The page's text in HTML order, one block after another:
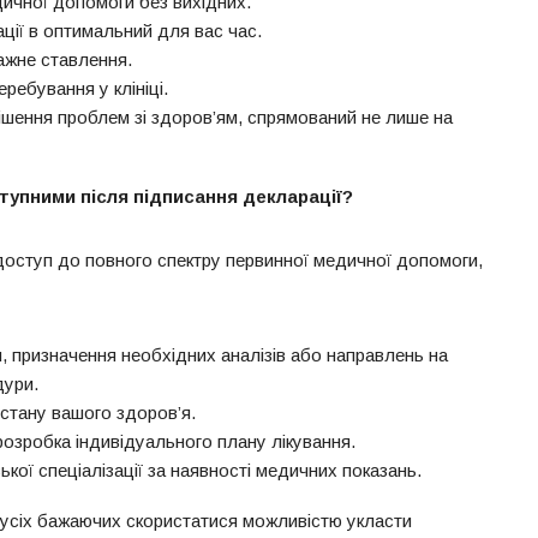
в оптимальний для вас час.
ставлення.
у клініці.
проблем зі здоров’ям, спрямований не лише на
після підписання декларації?
до повного спектру первинної медичної допомоги,
призначення необхідних аналізів або направлень на
вашого здоров’я.
індивідуального плану лікування.
спеціалізації за наявності медичних показань.
усіх бажаючих скористатися можливістю укласти